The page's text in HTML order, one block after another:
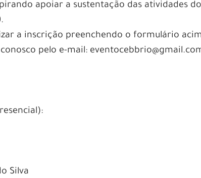
apoiar a sustentação das atividades do
a inscrição preenchendo o formulário
pelo e-mail:
Silva